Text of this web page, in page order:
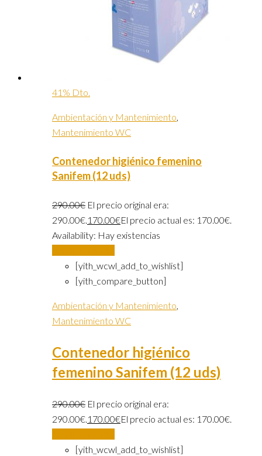
41% Dto.
Ambientación y Mantenimiento,
Mantenimiento WC
Contenedor higiénico femenino
Sanifem (12 uds)
290.00€ El precio original era:
290.00€.170.00€El precio actual es: 170.00€.
Availability: Hay existencias
[yith_wcwl_add_to_wishlist]
[yith_compare_button]
Ambientación y Mantenimiento,
Mantenimiento WC
Contenedor higiénico
femenino Sanifem (12 uds)
290.00€ El precio original era:
290.00€.170.00€El precio actual es: 170.00€.
[yith_wcwl_add_to_wishlist]